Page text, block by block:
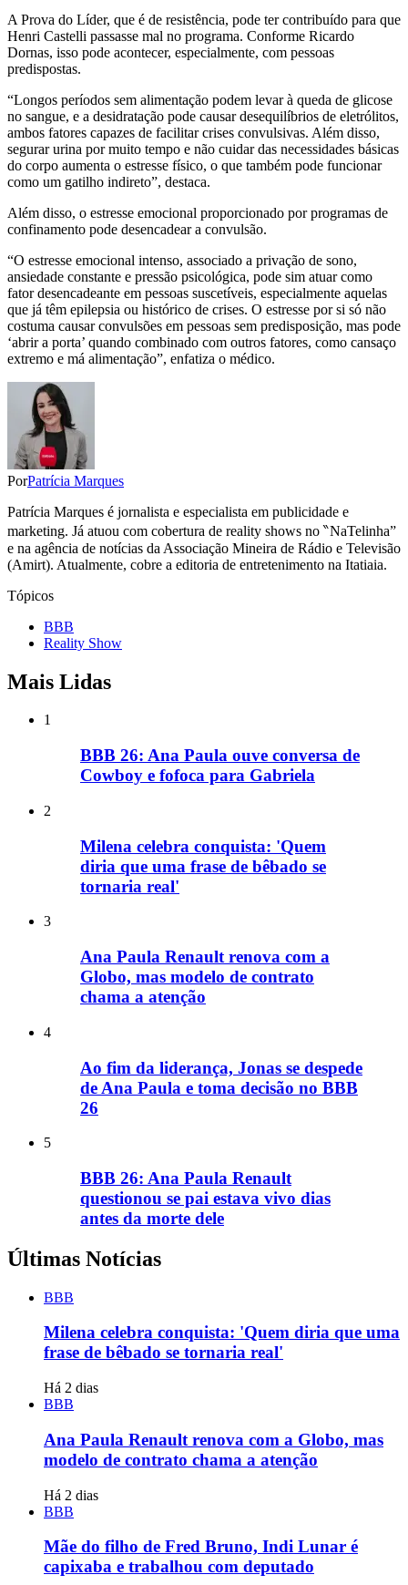
A Prova do Líder, que é de resistência, pode ter contribuído para que
Henri Castelli passasse mal no programa. Conforme Ricardo
Dornas, isso pode acontecer, especialmente, com pessoas
predispostas.
“Longos períodos sem alimentação podem levar à queda de glicose
no sangue, e a desidratação pode causar desequilíbrios de eletrólitos,
ambos fatores capazes de facilitar crises convulsivas. Além disso,
segurar urina por muito tempo e não cuidar das necessidades básicas
do corpo aumenta o estresse físico, o que também pode funcionar
como um gatilho indireto”, destaca.
Além disso, o estresse emocional proporcionado por programas de
confinamento pode desencadear a convulsão.
“O estresse emocional intenso, associado a privação de sono,
ansiedade constante e pressão psicológica, pode sim atuar como
fator desencadeante em pessoas suscetíveis, especialmente aquelas
que já têm epilepsia ou histórico de crises. O estresse por si só não
costuma causar convulsões em pessoas sem predisposição, mas pode
‘abrir a porta’ quando combinado com outros fatores, como cansaço
extremo e má alimentação”, enfatiza o médico.
PorPatrícia Marques
Patrícia Marques é jornalista e especialista em publicidade e
marketing. Já atuou com cobertura de reality shows no ‶NaTelinha”
e na agência de notícias da Associação Mineira de Rádio e Televisão
(Amirt). Atualmente, cobre a editoria de entretenimento na Itatiaia.
Tópicos
BBB
Reality Show
Mais Lidas
1
BBB 26: Ana Paula ouve conversa de
Cowboy e fofoca para Gabriela
2
Milena celebra conquista: 'Quem
diria que uma frase de bêbado se
tornaria real'
3
Ana Paula Renault renova com a
Globo, mas modelo de contrato
chama a atenção
4
Ao fim da liderança, Jonas se despede
de Ana Paula e toma decisão no BBB
26
5
BBB 26: Ana Paula Renault
questionou se pai estava vivo dias
antes da morte dele
Últimas Notícias
BBB
Milena celebra conquista: 'Quem diria que uma
frase de bêbado se tornaria real'
Há 2 dias
BBB
Ana Paula Renault renova com a Globo, mas
modelo de contrato chama a atenção
Há 2 dias
BBB
Mãe do filho de Fred Bruno, Indi Lunar é
capixaba e trabalhou com deputado